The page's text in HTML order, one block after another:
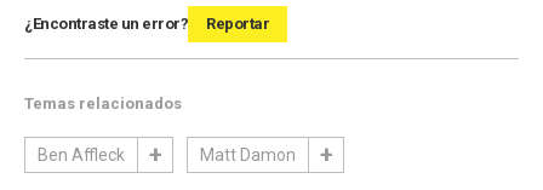
¿Encontraste un error? Reportar
Temas relacionados
Ben Affleck Matt Damon